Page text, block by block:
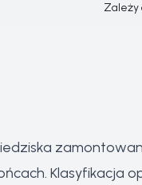
Zależy
Klasyfikacja